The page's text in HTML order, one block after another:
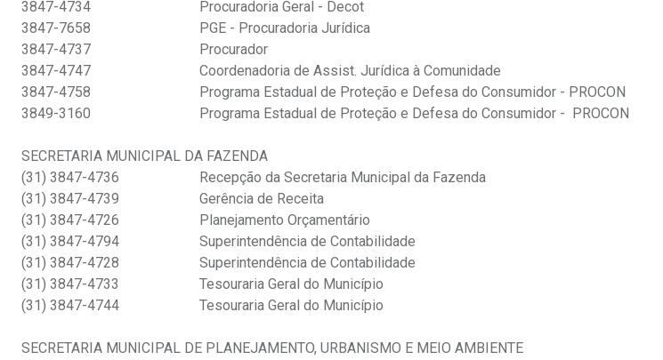
3847-4734
Procuradoria Geral - Decot
3847-7658
PGE - Procuradoria Jurídica
3847-4737
Procurador
3847-4747
Coordenadoria de Assist. Jurídica à Comunidade
3847-4758
Programa Estadual de Proteção e Defesa do Consumidor - PROCON
3849-3160
Programa Estadual de Proteção e Defesa do Consumidor - PROCON
SECRETARIA MUNICIPAL DA FAZENDA
(31) 3847-4736
Recepção da Secretaria Municipal da Fazenda
(31) 3847-4739
Gerência de Receita
(31) 3847-4726
Planejamento Orçamentário
(31) 3847-4794
Superintendência de Contabilidade
(31) 3847-4728
Superintendência de Contabilidade
(31) 3847-4733
Tesouraria Geral do Município
(31) 3847-4744
Tesouraria Geral do Município
SECRETARIA MUNICIPAL DE PLANEJAMENTO, URBANISMO E MEIO AMBIENTE